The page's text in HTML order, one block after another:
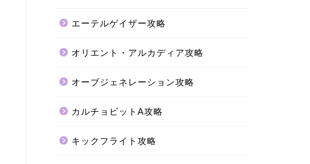
エーテルゲイザー攻略
オリエント・アルカディア攻略
オーブジェネレーション攻略
カルチョビットA攻略
キックフライト攻略